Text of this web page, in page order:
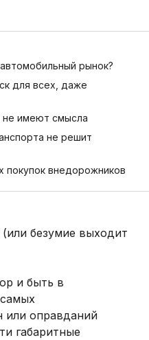
рынок?
для всех, даже
не имеют смысла
не решит
покупок внедорожников
безумие выходит
и быть в
или оправданий
габаритные